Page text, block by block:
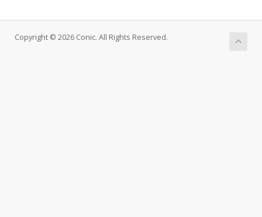
Copyright © 2026 Conic. All Rights Reserved.